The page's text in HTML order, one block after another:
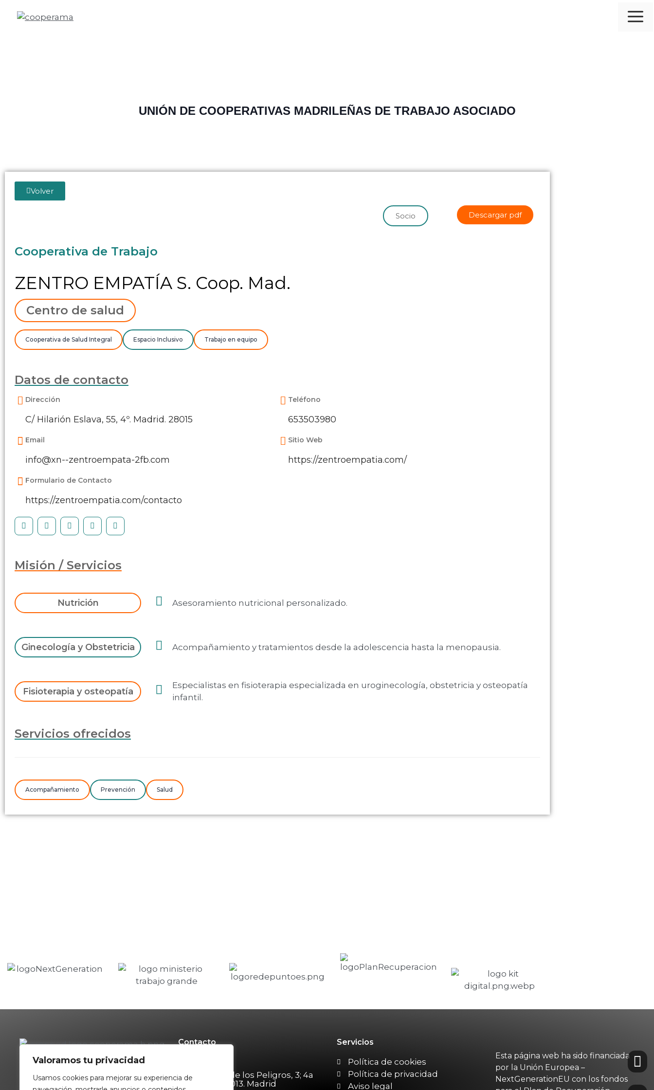
Valoramos tu privacidad
Usamos cookies para mejorar su experiencia de
UNIÓN DE COOPERATIVAS MADRILEÑAS DE TRABAJO ASOCIADO
Volver
Socio Descargar pdf
Cooperativa de Trabajo
ZENTRO EMPATÍA S. Coop. Mad.
Centro de salud
Cooperativa de Salud Integral Espacio Inclusivo Trabajo en equipo
Datos de contacto
Dirección
C/ Hilarión Eslava, 55, 4º. Madrid. 28015
Email
info@xn--zentroempata-2fb.com
Formulario de Contacto
https://zentroempatia.com/contacto
Teléfono
653503980
Sitio Web
https://zentroempatia.com/
Misión / Servicios
Nutrición Asesoramiento nutricional personalizado.
Ginecología y Obstetricia Acompañamiento y tratamientos desde la adolescencia hasta la menopausia.
Fisioterapia y osteopatía
Especialistas en fisioterapia especializada en uroginecología, obstetricia y osteopatía
infantil.
Servicios ofrecidos
Acompañamiento Prevención Salud
Contacto
c/ Virgen de los Peligros, 3; 4a
planta. 28013. Madrid
Servicios
Política de cookies
Política de privacidad
Aviso legal
Esta página web ha sido financiada
por la Unión Europea –
NextGenerationEU con los fondos